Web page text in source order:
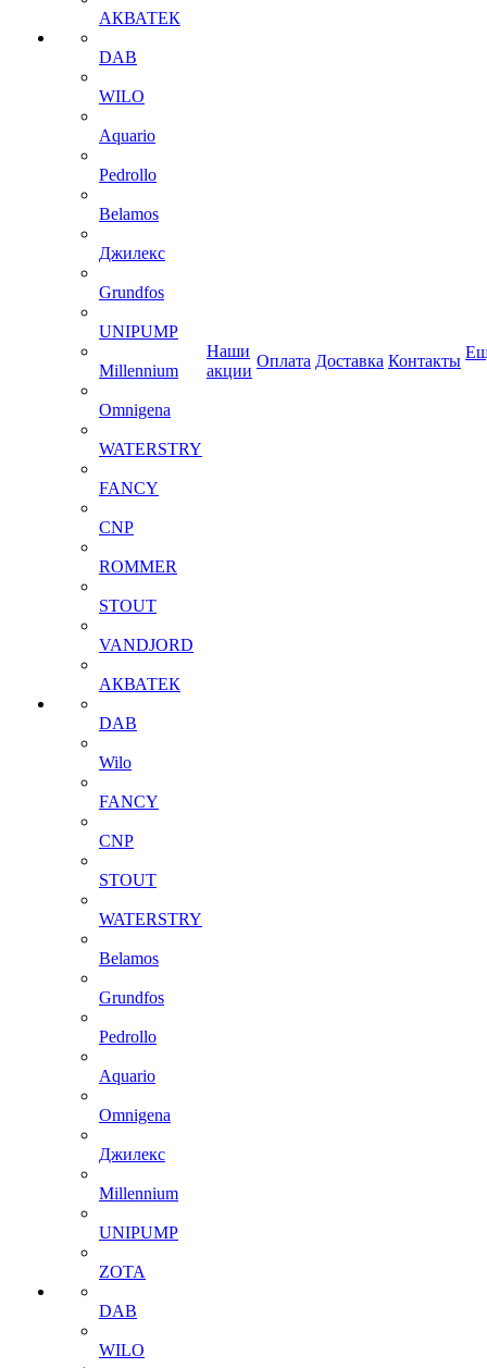
АКВАТЕК
DAB
WILO
Aquario
Pedrollo
Belamos
Джилекс
Grundfos
UNIPUMP
Millennium
Omnigena
WATERSTRY
FANCY
CNP
ROMMER
STOUT
VANDJORD
АКВАТЕК
DAB
Wilo
FANCY
CNP
STOUT
WATERSTRY
Belamos
Grundfos
Pedrollo
Aquario
Omnigena
Джилекс
Millennium
UNIPUMP
ZOTA
DAB
WILO
Наши
акции
Оплата Доставка Контакты